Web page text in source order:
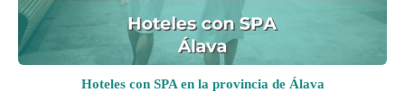
Hoteles con SPA en la provincia de Álava